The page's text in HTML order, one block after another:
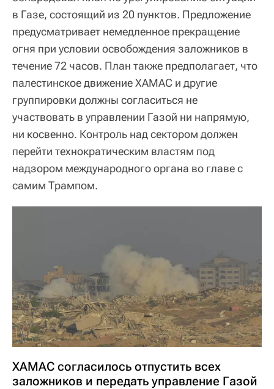
в Газе, состоящий из 20 пунктов. Предложение
предусматривает немедленное прекращение
огня при условии освобождения заложников в
течение 72 часов. План также предполагает, что
палестинское движение ХАМАС и другие
группировки должны согласиться не
участвовать в управлении Газой ни напрямую,
ни косвенно. Контроль над сектором должен
перейти технократическим властям под
надзором международного органа во главе с
самим Трампом.
ХАМАС согласилось отпустить всех
заложников и передать управление Газой